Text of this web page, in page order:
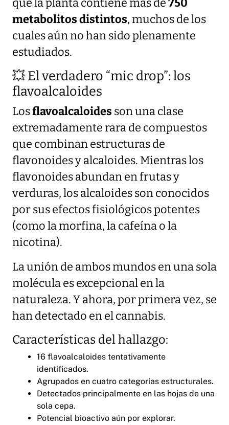
que la planta contiene más de750
metabolitos distintos, muchos de los
cuales aún no han sido plenamente
estudiados.
💥 El verdadero “mic drop”: los
flavoalcaloides
Losflavoalcaloides son una clase
extremadamente rara de compuestos
que combinan estructuras de
flavonoides y alcaloides. Mientras los
flavonoides abundan en frutas y
verduras, los alcaloides son conocidos
por sus efectos fisiológicos potentes
(como la morfina, la cafeína o la
nicotina).
La unión de ambos mundos en una sola
molécula es excepcional en la
naturaleza. Y ahora, por primera vez, se
han detectado en el cannabis.
Características del hallazgo:
16 flavoalcaloides tentativamente
identificados.
Agrupados en cuatro categorías estructurales.
Detectados principalmente en las hojas de una
sola cepa.
Potencial bioactivo aún por explorar.